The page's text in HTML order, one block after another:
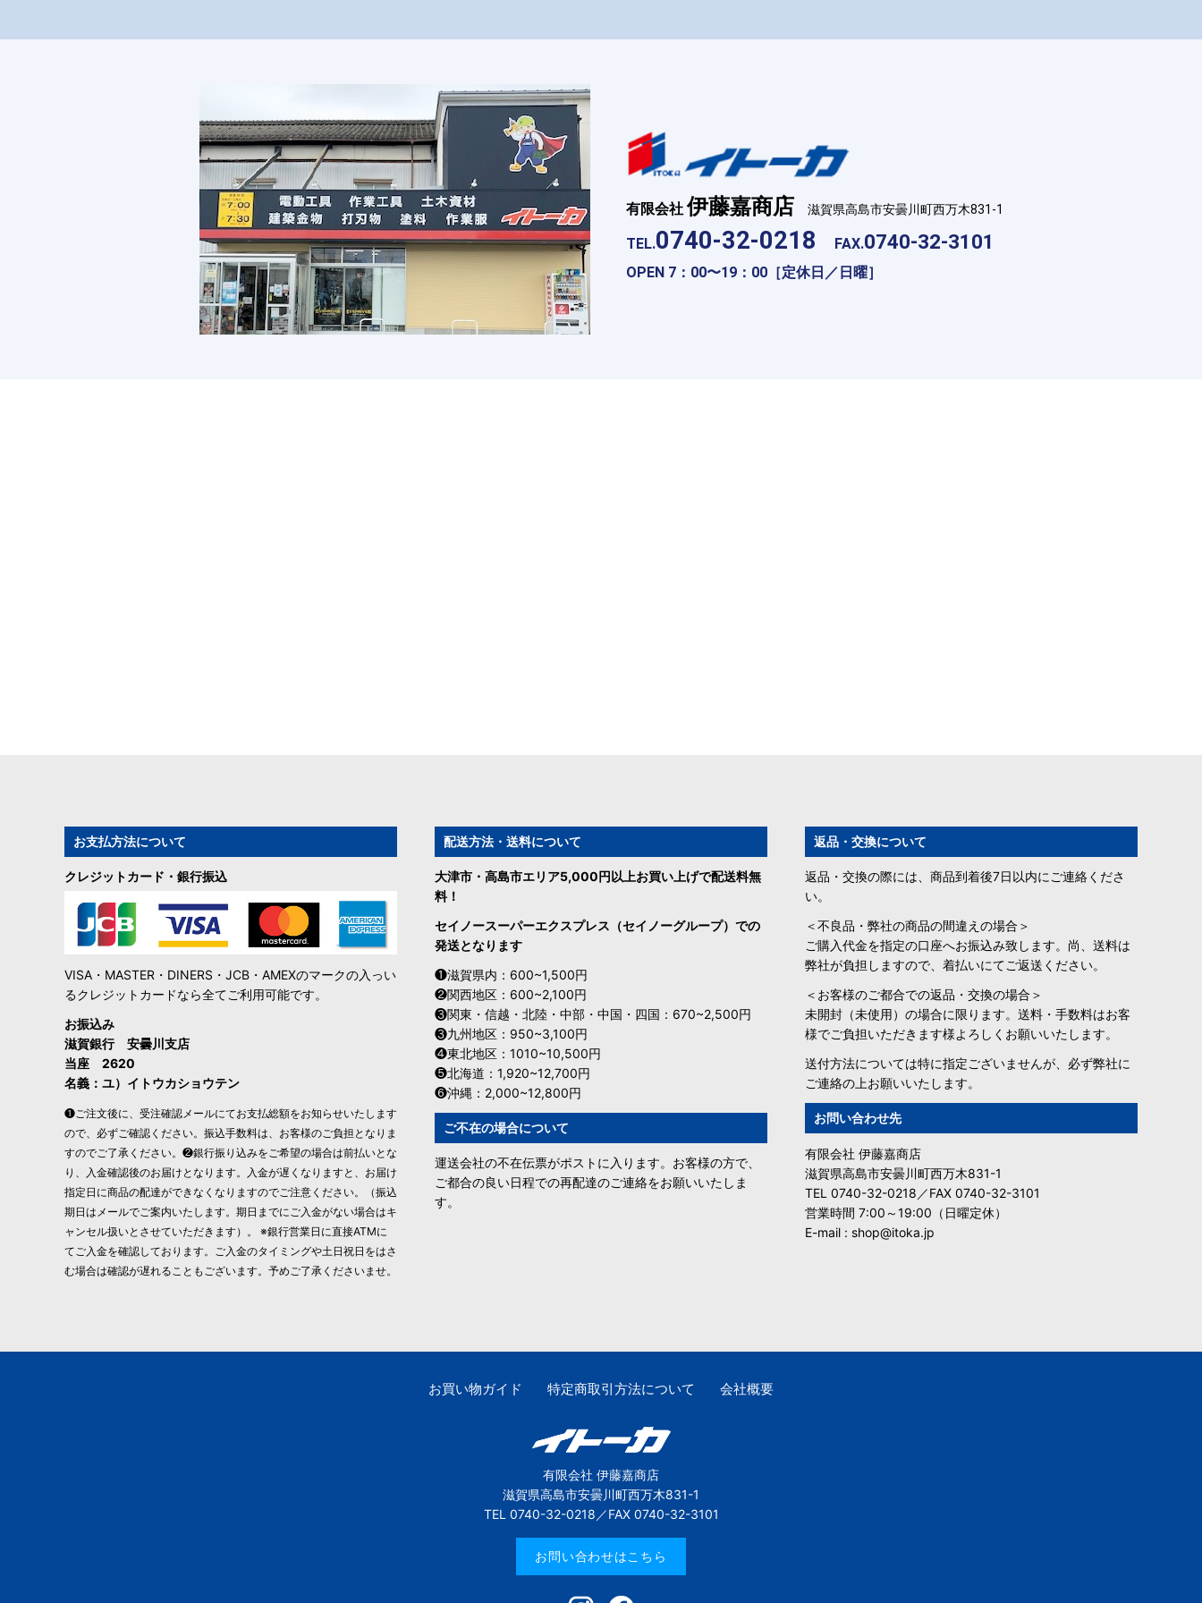
有限会社伊藤嘉商店 滋賀県高島市安曇川町西万木831-1
TEL.0740-32-0218 FAX.0740-32-3101
OPEN 7：00〜19：00［定休日／日曜］
お支払方法について
クレジットカード・銀行振込
VISA・MASTER・DINERS・JCB・AMEXのマークの入っい
るクレジットカードなら全てご利用可能です。
お振込み
滋賀銀行 安曇川支店
当座 2620
名義：ユ）イトウカショウテン
❶ご注文後に、受注確認メールにてお支払総額をお知らせいたします
ので、必ずご確認ください。振込手数料は、お客様のご負担となりま
すのでご了承ください。❷銀行振り込みをご希望の場合は前払いとな
り、入金確認後のお届けとなります。入金が遅くなりますと、お届け
指定日に商品の配達ができなくなりますのでご注意ください。（振込
期日はメールでご案内いたします。期日までにご入金がない場合はキ
ャンセル扱いとさせていただきます）。 ※銀行営業日に直接ATMに
てご入金を確認しております。ご入金のタイミングや土日祝日をはさ
む場合は確認が遅れることもございます。予めご了承くださいませ。
配送方法・送料について
大津市・高島市エリア5,000円以上お買い上げで配送料無
料！
セイノースーパーエクスプレス（セイノーグループ）での
発送となります
❶滋賀県内：600~1,500円
❷関西地区：600~2,100円
❸関東・信越・北陸・中部・中国・四国：670~2,500円
❸九州地区：950~3,100円
❹東北地区：1010~10,500円
❺北海道：1,920~12,700円
❻沖縄：2,000~12,800円
ご不在の場合について
運送会社の不在伝票がポストに入ります。お客様の方で、
ご都合の良い日程での再配達のご連絡をお願いいたしま
す。
返品・交換について
返品・交換の際には、商品到着後7日以内にご連絡くださ
い。
＜不良品・弊社の商品の間違えの場合＞
ご購入代金を指定の口座へお振込み致します。尚、送料は
弊社が負担しますので、着払いにてご返送ください。
＜お客様のご都合での返品・交換の場合＞
未開封（未使用）の場合に限ります。送料・手数料はお客
様でご負担いただきます様よろしくお願いいたします。
送付方法については特に指定ございませんが、必ず弊社に
ご連絡の上お願いいたします。
お問い合わせ先
有限会社 伊藤嘉商店
滋賀県高島市安曇川町西万木831-1
TEL 0740-32-0218／FAX 0740-32-3101
営業時間 7:00～19:00（日曜定休）
E-mail : shop@itoka.jp
お買い物ガイド 特定商取引方法について 会社概要
有限会社 伊藤嘉商店
滋賀県高島市安曇川町西万木831-1
TEL 0740-32-0218／FAX 0740-32-3101
お問い合わせはこちら